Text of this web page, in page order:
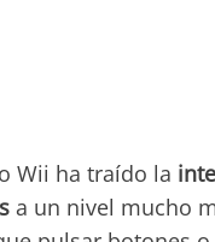
Wii ha traído la
a un nivel mucho